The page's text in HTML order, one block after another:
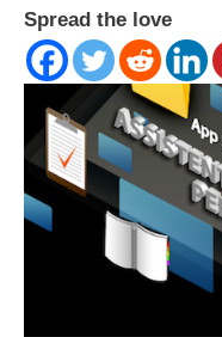
Spread the love